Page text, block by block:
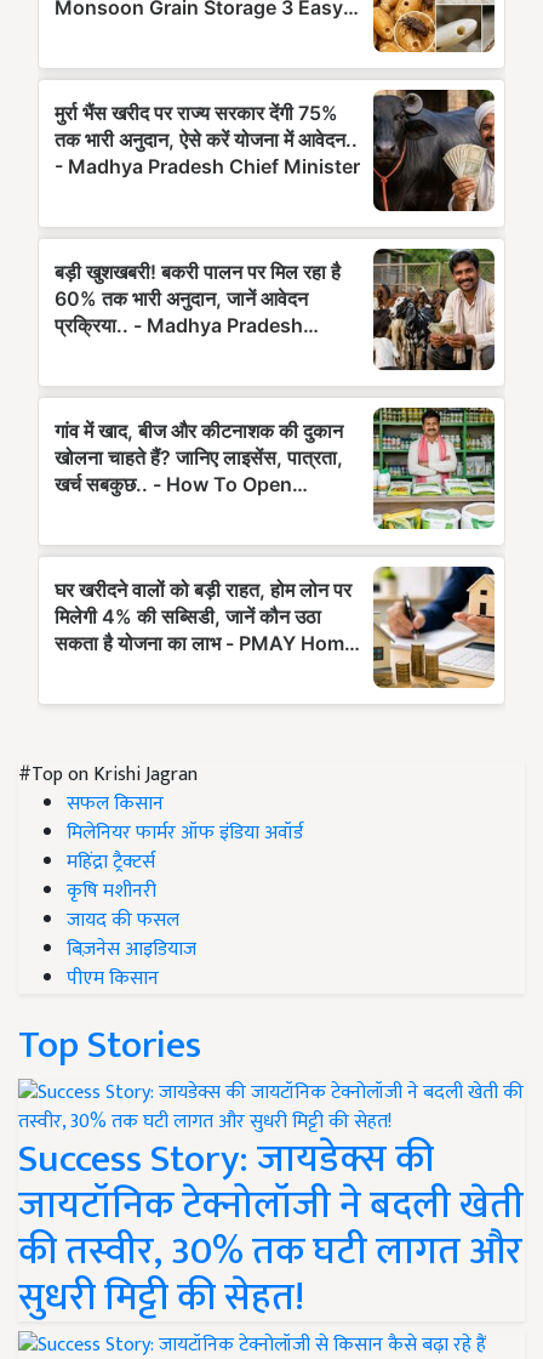
#Top on Krishi Jagran
सफल किसान
मिलेनियर फार्मर ऑफ इंडिया अवॉर्ड
महिंद्रा ट्रैक्टर्स
कृषि मशीनरी
जायद की फसल
बिज़नेस आइडियाज
पीएम किसान
Top Stories
Success Story: जायडेक्स की
जायटॉनिक टेक्नोलॉजी ने बदली खेती
की तस्वीर, 30% तक घटी लागत और
सुधरी मिट्टी की सेहत!